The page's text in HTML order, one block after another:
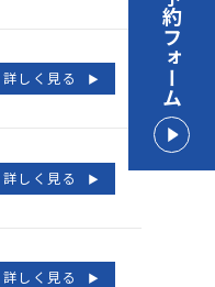
詳しく見る
詳しく見る
詳しく見る